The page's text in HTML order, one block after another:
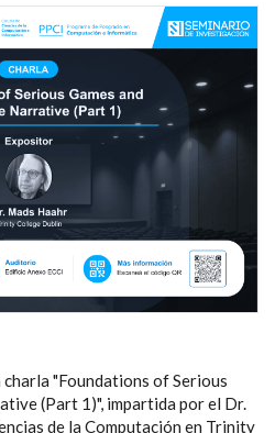
"Foundations of Serious
(Part 1)", impartida por el Dr.
de la Computación en Trinity